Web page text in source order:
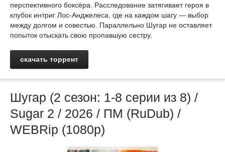
перспективного боксёра. Расследование затягивает героя в
клубок интриг Лос‑Анджелеса, где на каждом шагу — выбор
между долгом и совестью. Параллельно Шугар не оставляет
попыток отыскать свою пропавшую сестру.
скачать торрент
Шугар (2 сезон: 1-8 серии из 8) /
Sugar 2 / 2026 / ПМ (RuDub) /
WEBRip (1080р)